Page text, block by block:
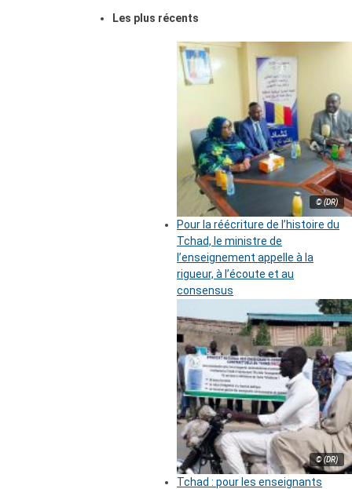
Les plus récents
© (DR)
Pour la réécriture de l’histoire du
Tchad, le ministre de
l’enseignement appelle à la
rigueur, à l’écoute et au
consensus
© (DR)
Tchad : pour les enseignants